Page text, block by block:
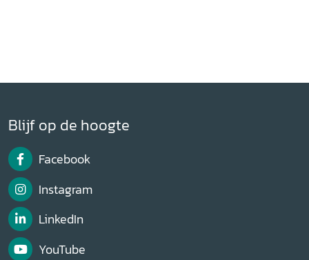
Blijf op de hoogte
Facebook
Instagram
LinkedIn
YouTube